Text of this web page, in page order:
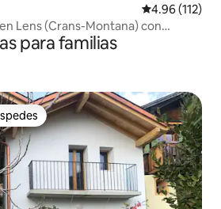
Calificación
4.96 (112)
Lens (Crans-Montana) con
para familias
entre huéspedes